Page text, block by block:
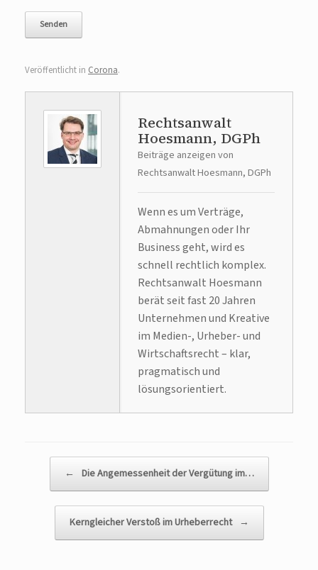
Veröffentlicht in Corona.
Rechtsanwalt
Hoesmann, DGPh
Beiträge anzeigen von
Rechtsanwalt Hoesmann, DGPh
Wenn es um Verträge,
Abmahnungen oder Ihr
Business geht, wird es
schnell rechtlich komplex.
Rechtsanwalt Hoesmann
berät seit fast 20 Jahren
Unternehmen und Kreative
im Medien-, Urheber- und
Wirtschaftsrecht – klar,
pragmatisch und
lösungsorientiert.
← Die Angemessenheit der Vergütung im…
Kerngleicher Verstoß im Urheberrecht →